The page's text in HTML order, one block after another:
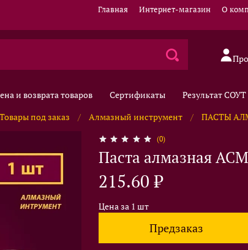
Главная Интернет-магазин О
и возврата товаров Сертификаты
Результат СОУТ
Товары под заказ Алмазный инструмент ПАСТЫ
(0)
Паста алмазная
215.60 ₽
Цена за 1 шт
Предзаказ